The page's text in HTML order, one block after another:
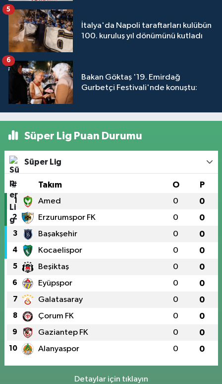
İtalya'da Napoli taraftarları kulübün
100. kuruluş yıl dönümünü kutladı
5
Bakan Göktaş '19. Emirdağ
Gurbetçi Festivali'nde konuştu:
6
Süper Lig Puan Durumu
Süper Lig
# Takım O P
1 Amed 0 0
2 Erzurumspor FK 0 0
3 Başakşehir 0 0
4 Kocaelispor 0 0
5 Beşiktaş 0 0
6 Eyüpspor 0 0
7 Galatasaray 0 0
8 Çorum FK 0 0
9 Gaziantep FK 0 0
10 Alanyaspor 0 0
Detaylar için tıklayın